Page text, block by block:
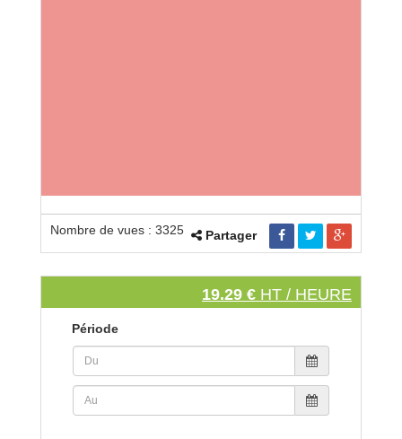
Nombre de vues : 3325 Partager
19.29 € HT / HEURE
Période